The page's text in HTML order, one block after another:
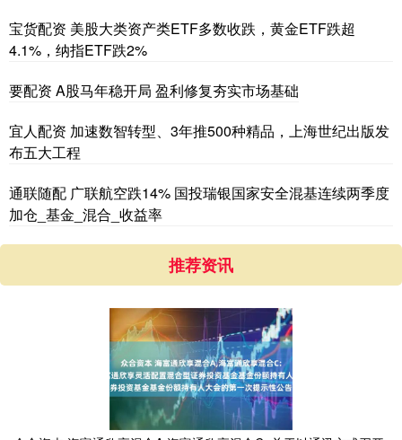
宝货配资 美股大类资产类ETF多数收跌，黄金ETF跌超
4.1%，纳指ETF跌2%
要配资 A股马年稳开局 盈利修复夯实市场基础
宜人配资 加速数智转型、3年推500种精品，上海世纪出版发
布五大工程
通联随配 广联航空跌14% 国投瑞银国家安全混基连续两季度
加仓_基金_混合_收益率
推荐资讯